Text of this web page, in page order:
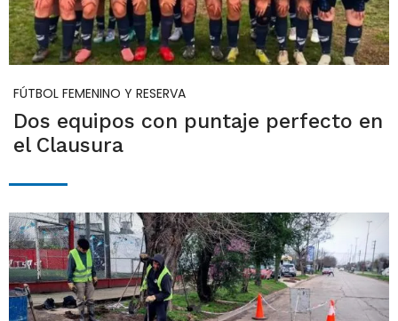
FÚTBOL FEMENINO Y RESERVA
Dos equipos con puntaje perfecto en
el Clausura